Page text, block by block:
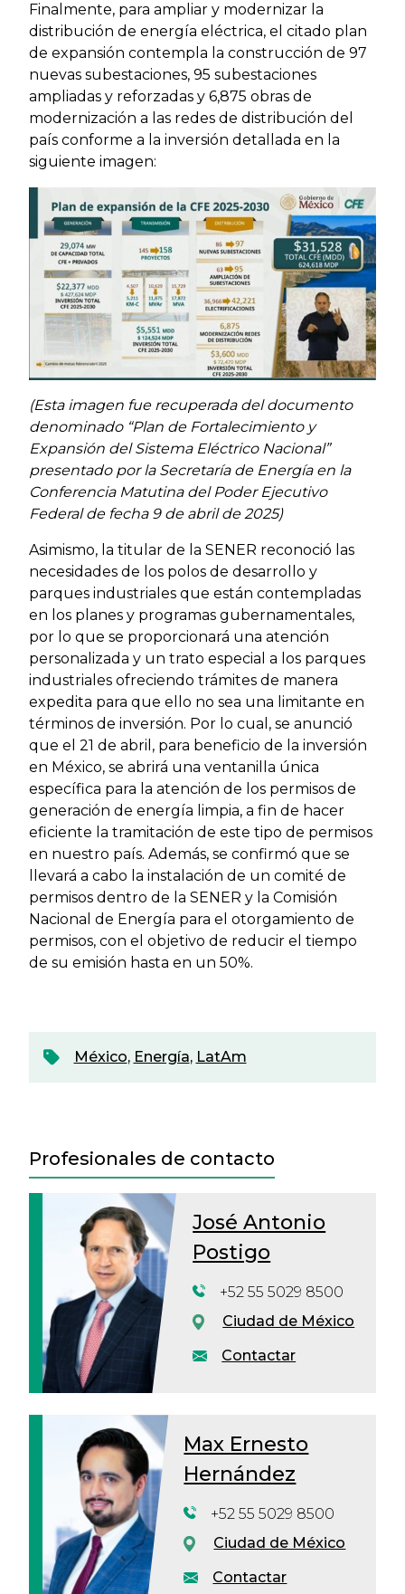
Finalmente, para ampliar y modernizar la
distribución de energía eléctrica, el citado plan
de expansión contempla la construcción de 97
nuevas subestaciones, 95 subestaciones
ampliadas y reforzadas y 6,875 obras de
modernización a las redes de distribución del
país conforme a la inversión detallada en la
siguiente imagen:
(Esta imagen fue recuperada del documento
denominado “Plan de Fortalecimiento y
Expansión del Sistema Eléctrico Nacional”
presentado por la Secretaría de Energía en la
Conferencia Matutina del Poder Ejecutivo
Federal de fecha 9 de abril de 2025)
Asimismo, la titular de la SENER reconoció las
necesidades de los polos de desarrollo y
parques industriales que están contempladas
en los planes y programas gubernamentales,
por lo que se proporcionará una atención
personalizada y un trato especial a los parques
industriales ofreciendo trámites de manera
expedita para que ello no sea una limitante en
términos de inversión. Por lo cual, se anunció
que el 21 de abril, para beneficio de la inversión
en México, se abrirá una ventanilla única
específica para la atención de los permisos de
generación de energía limpia, a fin de hacer
eficiente la tramitación de este tipo de permisos
en nuestro país. Además, se confirmó que se
llevará a cabo la instalación de un comité de
permisos dentro de la SENER y la Comisión
Nacional de Energía para el otorgamiento de
permisos, con el objetivo de reducir el tiempo
de su emisión hasta en un 50%.
México, Energía, LatAm
Profesionales de contacto
José Antonio
Postigo
Contactar
+52 55 5029 8500
Ciudad de México
Max Ernesto
Hernández
Contactar
+52 55 5029 8500
Ciudad de México